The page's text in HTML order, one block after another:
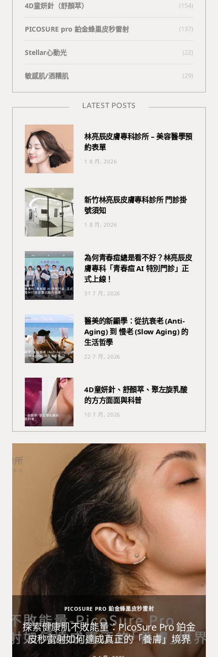
4D童妍針（舒顏萃） (154)
PICOSURE pro 鉑金蜂巢皮秒雷射 (137)
Stellar心動光 (22)
敏感肌/酒糟肌 (29)
LATEST POSTS
林亮辰皮膚專科診所 – 美容醫學預
約表單
1 8 月, 2026
新竹林亮辰皮膚專科診所 門診掛
號須知
1 8 月, 2026
為何青春痘總是看不好？林亮辰皮
膚專科「青春痘 AI 特別門診」正
式上線！
31 7 月, 2026
醫美的新顯學：從抗衰老 (Anti-
Aging) 到 慢老 (Slow Aging) 的
生活哲學
22 7 月, 2026
4D童妍針、舒顏萃、聚左旋乳酸
的方方面面與科普
10 7 月, 2026
PICOSURE PRO 鉑金蜂巢皮秒雷射
探索健康肌不敗能量：PicoSure Pro 鉑金
皮秒雷射如何達成真正的「養膚」境界